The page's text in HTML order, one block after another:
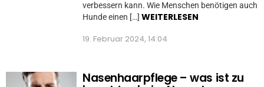
verbessern kann. Wie Menschen benötigen auch
Hunde einen […] WEITERLESEN
19. Februar 2024, 14:04
Nasenhaarpflege – was ist zu